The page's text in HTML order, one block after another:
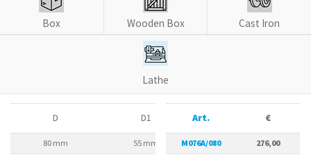
Box Wooden Box Cast Iron
Lathe
D D1
80 mm 55 mm
Art. €
M076A/080
276,00